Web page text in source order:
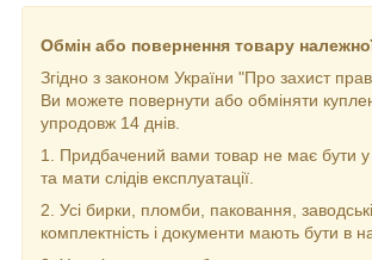
Обмін або повернення товару
Згідно з законом України "Про захист
Ви можете повернути або обміняти
упродовж 14 днів.
1. Придбачений вами товар не має бути у
та мати слідів експлуатації.
2. Усі бирки, пломби, паковання,
комплектність і документи мають бути в